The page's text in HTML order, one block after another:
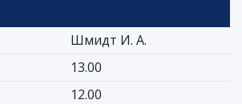
Шмидт И. А.
13.00
12.00